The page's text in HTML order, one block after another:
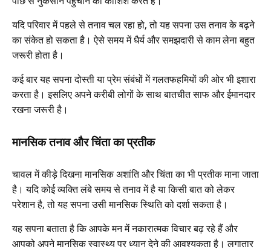
यदि परिवार में पहले से तनाव चल रहा हो, तो यह सपना उस तनाव के बढ़ने
का संकेत हो सकता है। ऐसे समय में धैर्य और समझदारी से काम लेना बहुत
जरूरी होता है।
कई बार यह सपना दोस्ती या प्रेम संबंधों में गलतफहमियों की ओर भी इशारा
करता है। इसलिए अपने करीबी लोगों के साथ बातचीत साफ और ईमानदार
रखना जरूरी है।
मानसिक तनाव और चिंता का प्रतीक
चावल में कीड़े दिखना मानसिक अशांति और चिंता का भी प्रतीक माना जाता
है। यदि कोई व्यक्ति लंबे समय से तनाव में है या किसी बात को लेकर
परेशान है, तो यह सपना उसी मानसिक स्थिति को दर्शा सकता है।
यह सपना बताता है कि आपके मन में नकारात्मक विचार बढ़ रहे हैं और
आपको अपने मानसिक स्वास्थ्य पर ध्यान देने की आवश्यकता है। लगातार